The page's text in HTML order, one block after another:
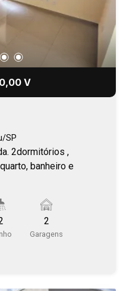
V
SP
2dormitórios ,
banheiro e
2
Garagens